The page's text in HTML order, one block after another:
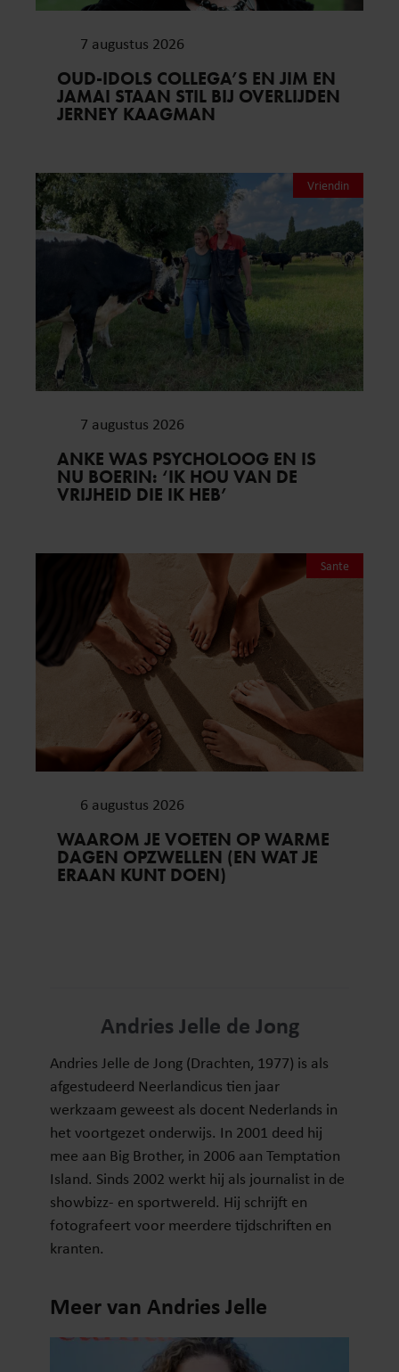
7 augustus 2026
OUD-IDOLS COLLEGA’S EN JIM EN
JAMAI STAAN STIL BIJ OVERLIJDEN
JERNEY KAAGMAN
Vriendin
7 augustus 2026
ANKE WAS PSYCHOLOOG EN IS
NU BOERIN: ‘IK HOU VAN DE
VRIJHEID DIE IK HEB’
Sante
6 augustus 2026
WAAROM JE VOETEN OP WARME
DAGEN OPZWELLEN (EN WAT JE
ERAAN KUNT DOEN)
Andries Jelle de Jong
Andries Jelle de Jong (Drachten, 1977) is als
afgestudeerd Neerlandicus tien jaar
werkzaam geweest als docent Nederlands in
het voortgezet onderwijs. In 2001 deed hij
mee aan Big Brother, in 2006 aan Temptation
Island. Sinds 2002 werkt hij als journalist in de
showbizz- en sportwereld. Hij schrijft en
fotografeert voor meerdere tijdschriften en
kranten.
Meer van Andries Jelle